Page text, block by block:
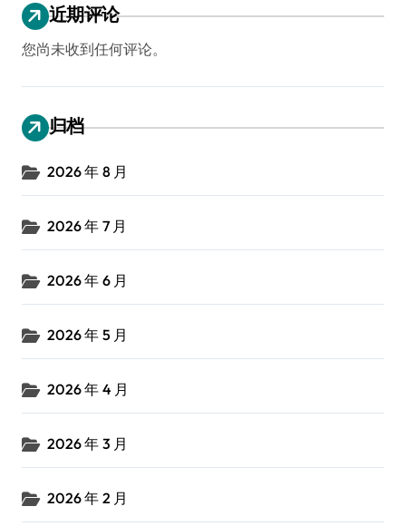
近期评论
您尚未收到任何评论。
归档
2026 年 8 月
2026 年 7 月
2026 年 6 月
2026 年 5 月
2026 年 4 月
2026 年 3 月
2026 年 2 月